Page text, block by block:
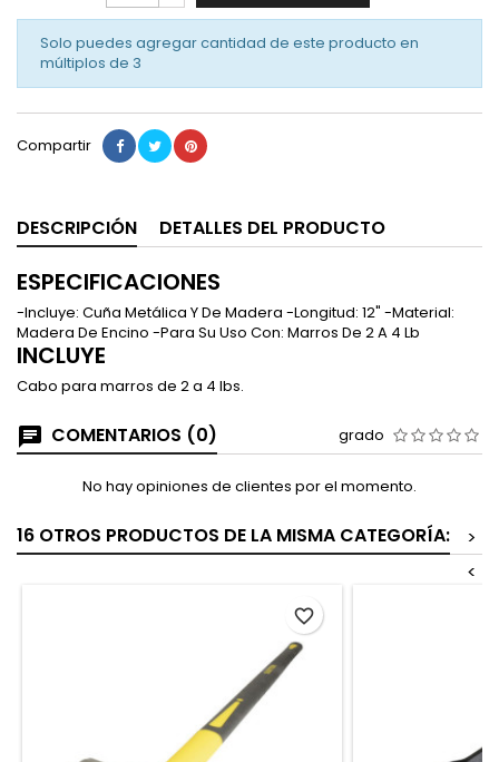
Solo puedes agregar cantidad de este producto en
múltiplos de 3
Compartir
DESCRIPCIÓN DETALLES DEL PRODUCTO
ESPECIFICACIONES
-Incluye: Cuña Metálica Y De Madera -Longitud: 12" -Material:
Madera De Encino -Para Su Uso Con: Marros De 2 A 4 Lb
INCLUYE
Cabo para marros de 2 a 4 lbs.
COMENTARIOS (0) grado
No hay opiniones de clientes por el momento.
16 OTROS PRODUCTOS DE LA MISMA CATEGORÍA:
>
<
favorite_border